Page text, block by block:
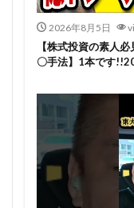
2026年8月5日
【株式投資の素人
〇手法】1本です